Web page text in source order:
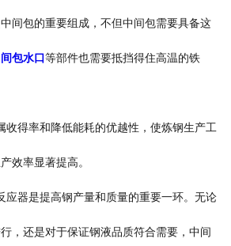
间包的重要组成，不但中间包需要具备这
包水口等部件也需要抵挡得住高温的铁
收得率和降低能耗的优越性，使炼钢生产工
效率显著提高。
应器是提高钢产量和质量的重要一环。无论
，还是对于保证钢液品质符合需要，中间